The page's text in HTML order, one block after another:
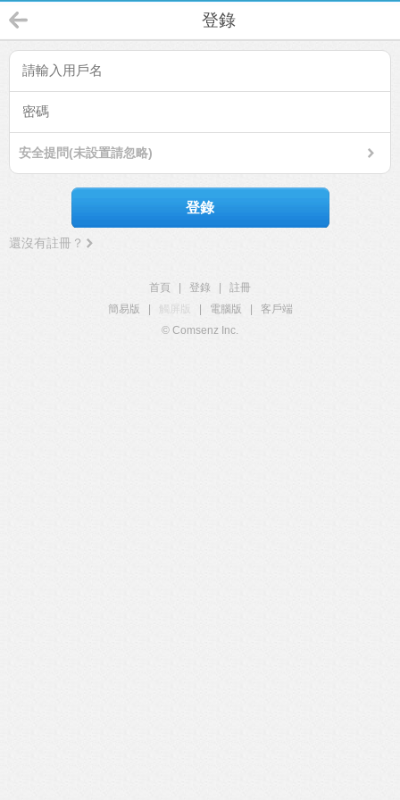
登錄
安全提問(未設置請忽略)
登錄
還沒有註冊？
首頁 登錄
註冊
簡易版
觸屏版 電腦版
客戶端
© Comsenz Inc.